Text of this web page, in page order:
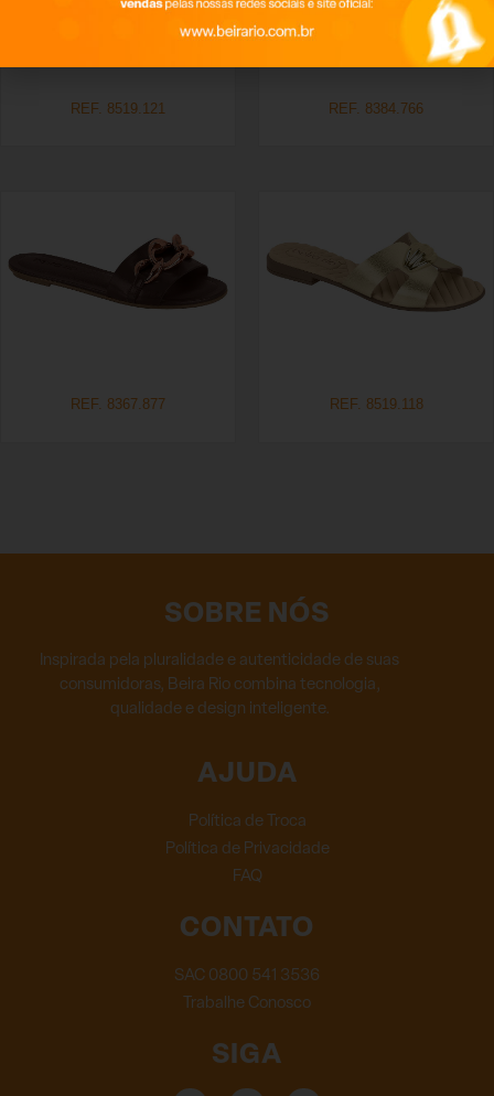
REF. 8519.121 REF. 8384.766
REF. 8367.877 REF. 8519.118
SOBRE NÓS
Inspirada pela pluralidade e autenticidade de suas
consumidoras, Beira Rio combina tecnologia,
qualidade e design inteligente.
AJUDA
Política de Troca
Política de Privacidade
FAQ
CONTATO
SAC 0800 541 3536
Trabalhe Conosco
SIGA